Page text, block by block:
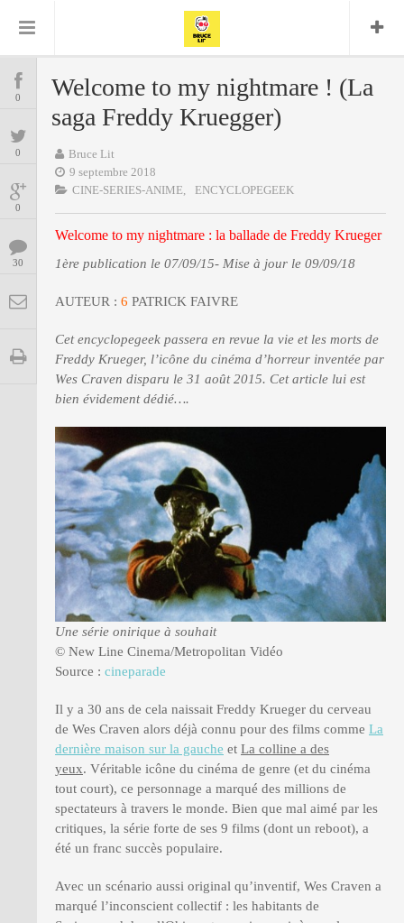
COMICS
MANGAS
BD
ENCYCLOPEGEEK
CINE-SERIES-ANIME
MUSIQUE
LA BRUCE TEAM : SAISON 13
PRESSE
0
0
0
30
Welcome to my nightmare ! (La
saga Freddy Kruegger)
Bruce Lit
9 septembre 2018
CINE-SERIES-ANIME,
ENCYCLOPEGEEK
Welcome to my nightmare : la ballade de Freddy Krueger
1ère publication le 07/09/15- Mise à jour le 09/09/18
AUTEUR : 6 PATRICK FAIVRE
Cet encyclopegeek passera en revue la vie et les morts de
Freddy Krueger, l’icône du cinéma d’horreur inventée par
Wes Craven disparu le 31 août 2015. Cet article lui est
bien évidement dédié….
Une série onirique à souhait
© New Line Cinema/Metropolitan Vidéo
Source : cineparade
Il y a 30 ans de cela naissait Freddy Krueger du cerveau
de Wes Craven alors déjà connu pour des films comme La
dernière maison sur la gauche et La colline a des
yeux. Véritable icône du cinéma de genre (et du cinéma
tout court), ce personnage a marqué des millions de
spectateurs à travers le monde. Bien que mal aimé par les
critiques, la série forte de ses 9 films (dont un reboot), a
été un franc succès populaire.
Avec un scénario aussi original qu’inventif, Wes Craven a
marqué l’inconscient collectif : les habitants de
Comics
Daredevil Dark Horse
Delcourt
Encyclopegeek Figure
Replay
Glénat Graphic Novel
Independants JB Vu Van
JP
Nguyen
Marvel Mattie boy Musique
Panini Patrick Faivre Presse
Présence Punisher Rock Semic
Tornado Urban Vertigo xmen